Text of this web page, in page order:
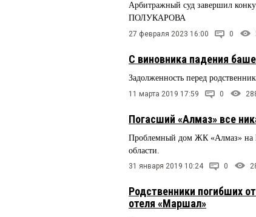
Арбитражный суд завершил
ПОЛУКАРОВА
27 февраля 2023 16:00 0
С виновника падения
Задолженность перед
11 марта 2019 17:59 0
Погасший «Алмаз» все
Проблемный дом ЖК «Алмаз» на
области.
31 января 2019 10:24 0
Родственники погибших
отеля «Маршал»